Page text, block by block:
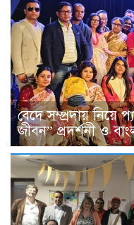
বেদে সম্প্রদায় নিয়ে
জীবন” প্রদর্শনী ও